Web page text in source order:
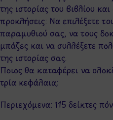
της ιστορίας του βιβλίου
προκλήσεις: Να επιλέξετε
παραμυθιού σας, να τους
μπάζες και να συλλέξετε
της ιστορίας σας.
Ποιος θα καταφέρει να
τρία κεφάλαια;
Περιεχόμενα: 115 δείκτες